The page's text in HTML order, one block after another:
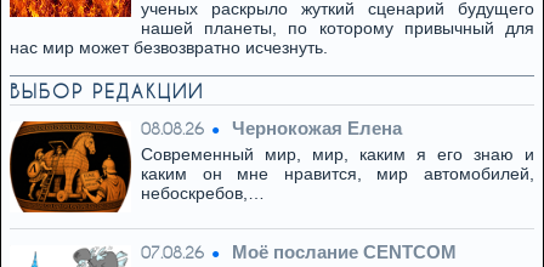
ученых раскрыло жуткий сценарий будущего
нашей планеты, по которому привычный для
нас мир может безвозвратно исчезнуть.
ВЫБОР РЕДАКЦИИ
08.08.26 Чернокожая Елена
Современный мир, мир, каким я его знаю и
каким он мне нравится, мир автомобилей,
небоскребов,…
07.08.26 Моё послание CENTCOM